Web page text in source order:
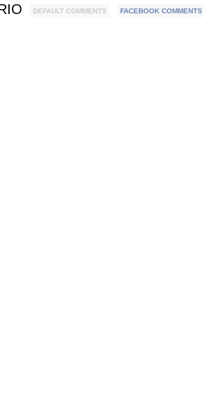
DEFAULT COMMENTS FACEBOOK COMMENTS